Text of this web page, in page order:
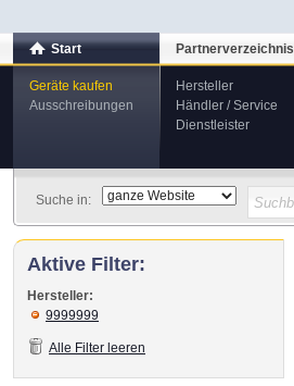
Start
Geräte kaufen
Ausschreibungen
Partnerverzeichnis
Hersteller
Händler / Service
Dienstleister
Suche in:
Aktive Filter:
Hersteller:
9999999
Alle Filter leeren